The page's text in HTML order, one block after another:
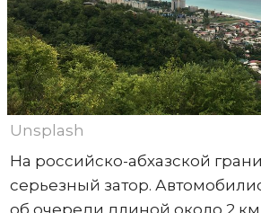
Unsplash
На российско-абхазской
серьезный затор.